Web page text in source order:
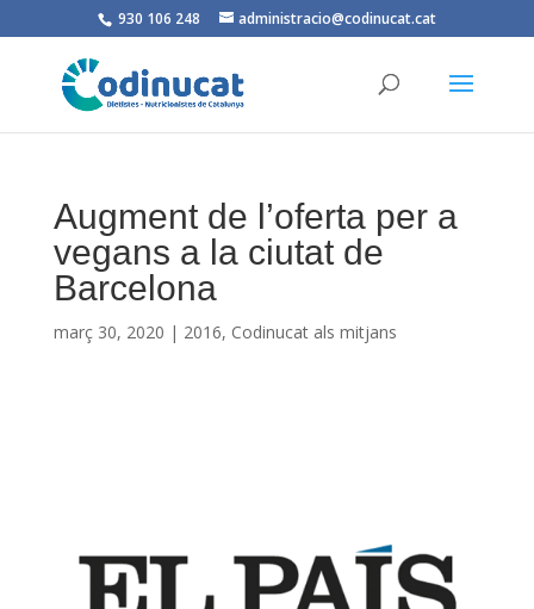
930 106 248 administracio@codinucat.cat
Augment de l’oferta per a
vegans a la ciutat de
Barcelona
març 30, 2020 | 2016, Codinucat als mitjans